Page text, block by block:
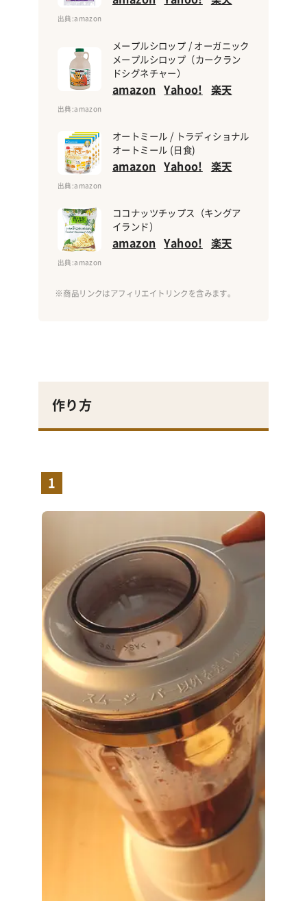
出典 :amazon
メープルシロップ / オーガニック
メープルシロップ（カークラン
ドシグネチャー）
amazon Yahoo! 楽天
出典 :amazon
オートミール / トラディショナル
オートミール (日食)
amazon Yahoo! 楽天
出典 :amazon
ココナッツチップス（キングア
イランド）
amazon Yahoo! 楽天
出典 :amazon
作り方
1